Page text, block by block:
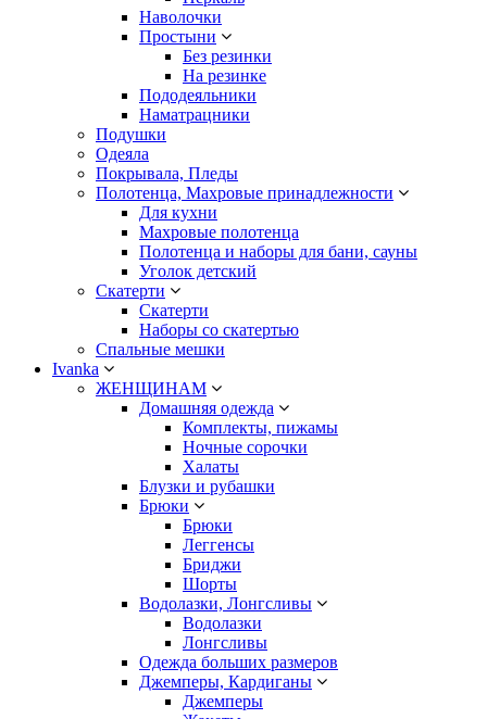
Наволочки
Простыни
Без резинки
На резинке
Пододеяльники
Наматрацники
Подушки
Одеяла
Покрывала, Пледы
Полотенца, Махровые принадлежности
Для кухни
Махровые полотенца
Полотенца и наборы для бани, сауны
Уголок детский
Скатерти
Скатерти
Наборы со скатертью
Спальные мешки
Ivanka
ЖЕНЩИНАМ
Домашняя одежда
Комплекты, пижамы
Ночные сорочки
Халаты
Блузки и рубашки
Брюки
Брюки
Леггенсы
Бриджи
Шорты
Водолазки, Лонгсливы
Водолазки
Лонгсливы
Одежда больших размеров
Джемперы, Кардиганы
Джемперы